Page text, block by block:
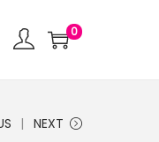
0
NEXT